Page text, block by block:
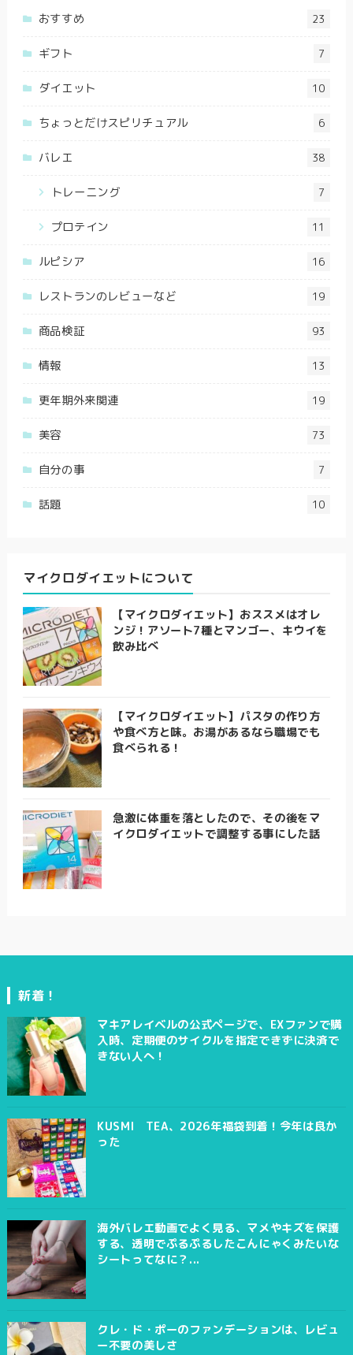
おすすめ 23
ギフト 7
ダイエット 10
ちょっとだけスピリチュアル 6
バレエ 38
トレーニング 7
プロテイン 11
ルピシア 16
レストランのレビューなど 19
商品検証 93
情報 13
更年期外来関連 19
美容 73
自分の事 7
話題 10
マイクロダイエットについて
【マイクロダイエット】おススメはオレ
ンジ！アソート7種とマンゴー、キウイを
飲み比べ
【マイクロダイエット】パスタの作り方
や食べ方と味。お湯があるなら職場でも
食べられる！
急激に体重を落としたので、その後をマ
イクロダイエットで調整する事にした話
新着！
マキアレイベルの公式ページで、EXファンで購
入時、定期便のサイクルを指定できずに決済で
きない人へ！
KUSMI TEA、2026年福袋到着！今年は良か
った
海外バレエ動画でよく見る、マメやキズを保護
する、透明でぷるぷるしたこんにゃくみたいな
シートってなに？...
クレ・ド・ポーのファンデーションは、レビュ
ー不要の美しさ